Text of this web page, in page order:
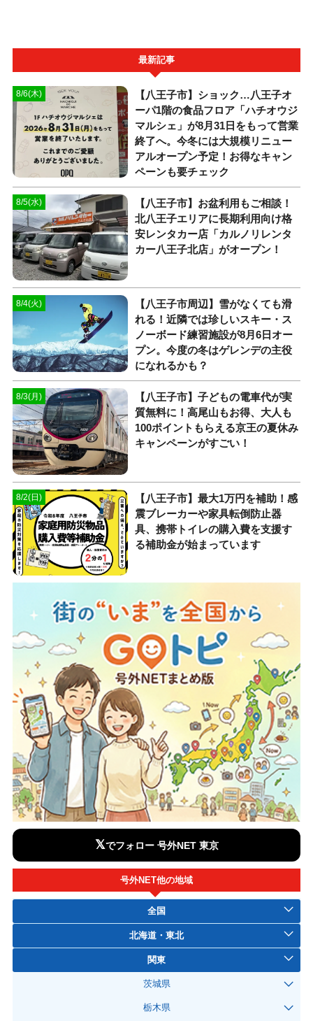
最新記事
8/6(木)
【八王子市】ショック…八王子オ
ーパ1階の食品フロア「ハチオウジ
マルシェ」が8月31日をもって営業
終了へ。今冬には大規模リニュー
アルオープン予定！お得なキャン
ペーンも要チェック
8/5(水)
【八王子市】お盆利用もご相談！
北八王子エリアに長期利用向け格
安レンタカー店「カルノリレンタ
カー八王子北店」がオープン！
8/4(火)
【八王子市周辺】雪がなくても滑
れる！近隣では珍しいスキー・ス
ノーボード練習施設が8月6日オー
プン。今度の冬はゲレンデの主役
になれるかも？
8/3(月)
【八王子市】子どもの電車代が実
質無料に！高尾山もお得、大人も
100ポイントもらえる京王の夏休み
キャンペーンがすごい！
8/2(日)
【八王子市】最大1万円を補助！感
震ブレーカーや家具転倒防止器
具、携帯トイレの購入費を支援す
る補助金が始まっています
𝕏でフォロー 号外NET 東京
号外NET他の地域
全国
北海道・東北
関東
茨城県
栃木県